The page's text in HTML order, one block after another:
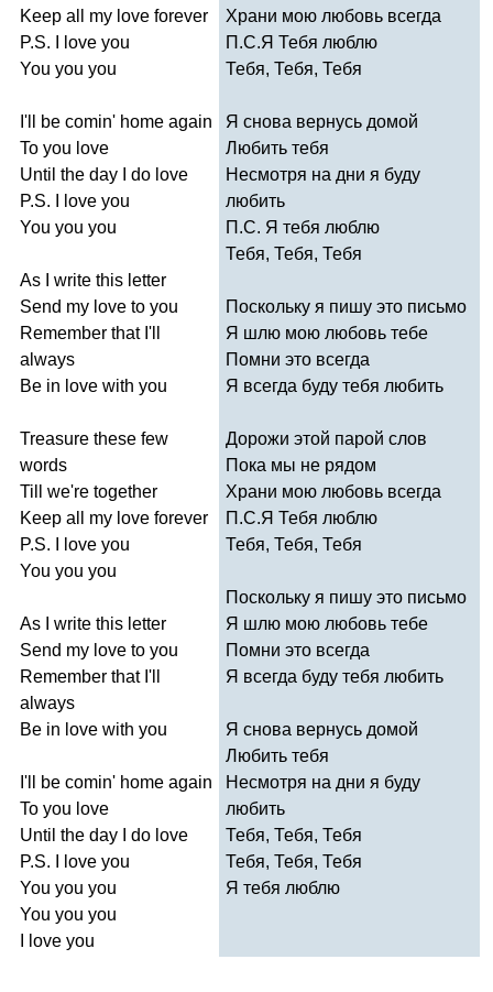
Keep all my love forever
P.S. love you
You you you
I'll be comin' home again
To you love
Until the day do love
P.S. love you
You you you
As write this letter
Send my love to you
Remember that I'll
always
Be in love with you
Treasure these few
words
Till
we're together
Keep all my love forever
P.S. love you
You you you
As write this letter
Send my love to you
Remember that I'll
always
Be in love with you
I'll be comin' home again
To you love
Until the day do love
P.S. love you
You you you
You you you
love you
Храни мою любовь всегда
П.С.Я Тебя люблю
Тебя, Тебя, Тебя
Я снова вернусь домой
Любить тебя
Несмотря на дни я буду
любить
П.С. Я тебя люблю
Тебя, Тебя, Тебя
Поскольку я пишу это письмо
Я шлю мою любовь тебе
Помни это всегда
Я всегда буду тебя любить
Дорожи этой парой слов
Пока мы не рядом
Храни мою любовь всегда
П.С.Я Тебя люблю
Тебя, Тебя, Тебя
Поскольку я пишу это письмо
Я шлю мою любовь тебе
Помни это всегда
Я всегда буду тебя любить
Я снова вернусь домой
Любить тебя
Несмотря на дни я буду
любить
Тебя, Тебя, Тебя
Тебя, Тебя, Тебя
Я тебя люблю